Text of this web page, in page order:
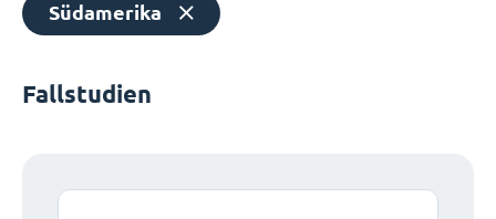
Südamerika
Fallstudien